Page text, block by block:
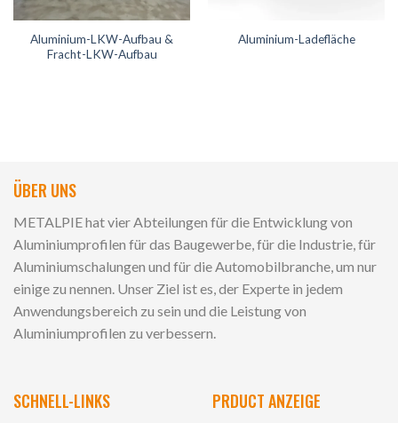
Aluminium-LKW-Aufbau &
Fracht-LKW-Aufbau
Aluminium-Ladefläche
ÜBER UNS
METALPIE hat vier Abteilungen für die Entwicklung von
Aluminiumprofilen für das Baugewerbe, für die Industrie, für
Aluminiumschalungen und für die Automobilbranche, um nur
einige zu nennen. Unser Ziel ist es, der Experte in jedem
Anwendungsbereich zu sein und die Leistung von
Aluminiumprofilen zu verbessern.
SCHNELL-LINKS PRDUCT ANZEIGE